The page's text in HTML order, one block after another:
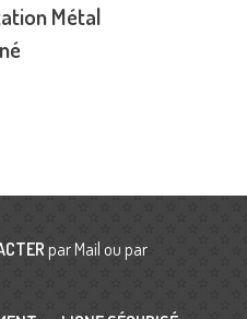
Métal
par Mail ou par